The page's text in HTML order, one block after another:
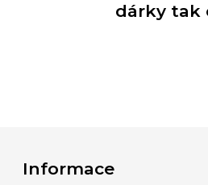
dárky tak
Informace